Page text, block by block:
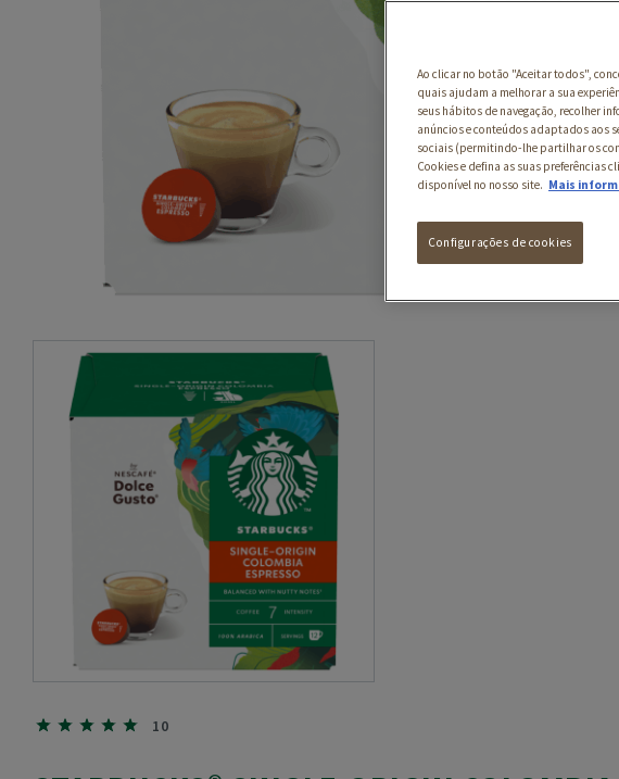
10
Ao clicar no botão "Aceitar todos",
quais ajudam a melhorar a sua
seus hábitos de navegação, recolher
anúncios e conteúdos adaptados aos
sociais (permitindo-lhe partilhar os
Cookies e defina as suas preferências
disponível no nosso site. Mais
Configurações de cookies